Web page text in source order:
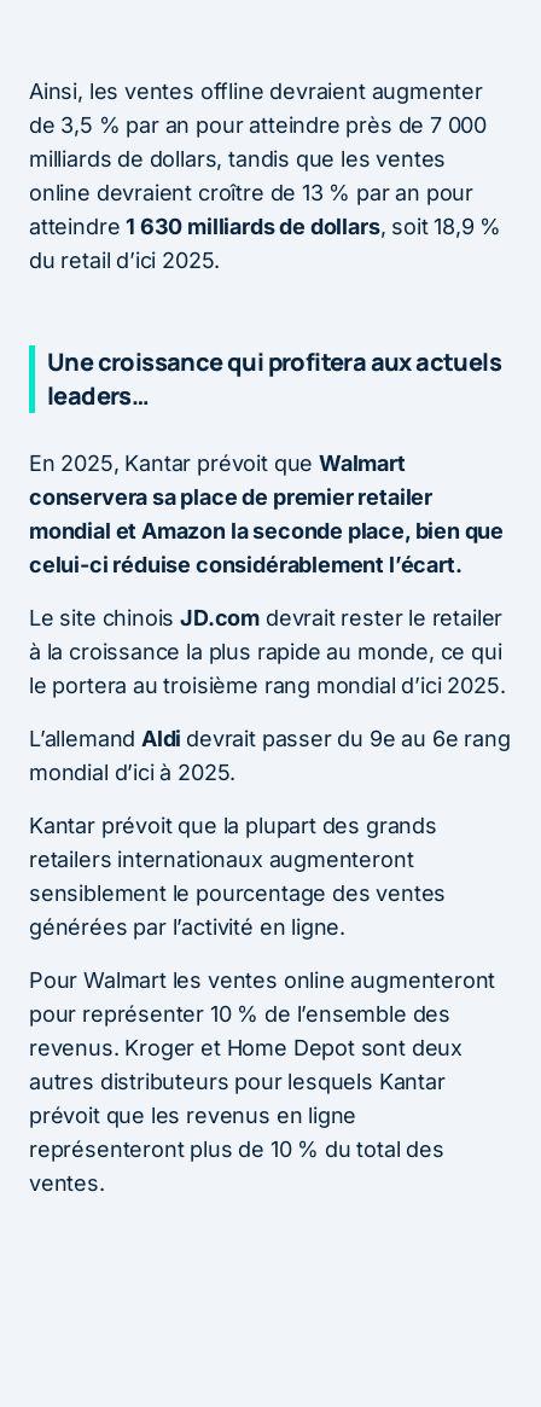
Ainsi, les ventes offline devraient augmenter
de 3,5 % par an pour atteindre près de 7 000
milliards de dollars, tandis que les ventes
online devraient croître de 13 % par an pour
atteindre1 630 milliards de dollars, soit 18,9 %
du retail d’ici 2025.
Une croissance qui profitera aux actuels
leaders…
En 2025, Kantar prévoit que Walmart
conservera sa place de premier retailer
mondial et Amazon la seconde place, bien que
celui-ci réduise considérablement l’écart.
Le site chinoisJD.com devrait rester le retailer
à la croissance la plus rapide au monde, ce qui
le portera au troisième rang mondial d’ici 2025.
L’allemand Aldi devrait passer du 9e au 6e rang
mondial d’ici à 2025.
Kantar prévoit que la plupart des grands
retailers internationaux augmenteront
sensiblement le pourcentage des ventes
générées par l’activité en ligne.
Pour Walmart les ventes online augmenteront
pour représenter 10 % de l’ensemble des
revenus. Kroger et Home Depot sont deux
autres distributeurs pour lesquels Kantar
prévoit que les revenus en ligne
représenteront plus de 10 % du total des
ventes.